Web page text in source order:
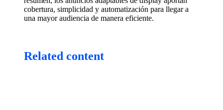
cobertura, simplicidad y automatización para llegar a
una mayor audiencia de manera eficiente.
Related content